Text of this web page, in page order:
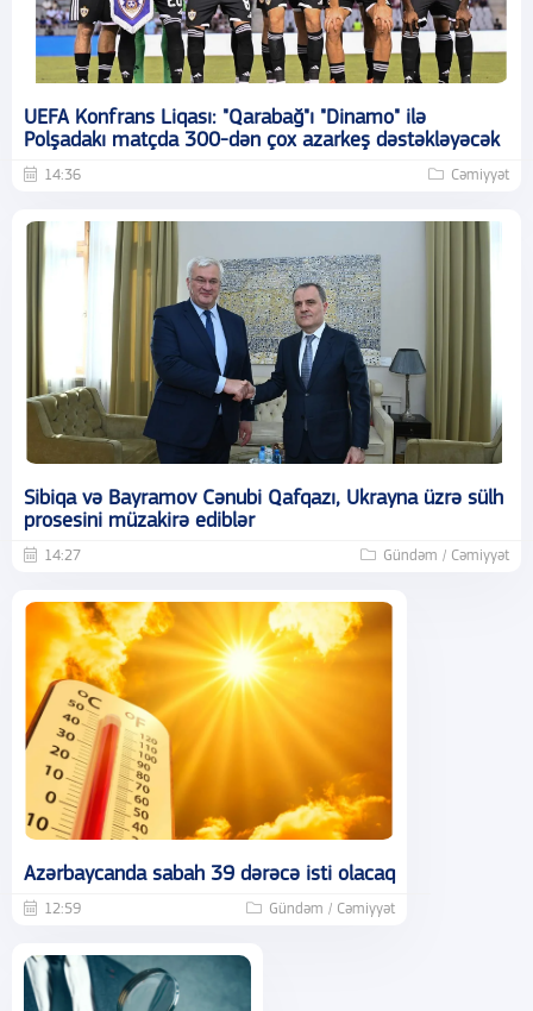
UEFA Konfrans Liqası: "Qarabağ"ı "Dinamo" ilə
Polşadakı matçda 300-dən çox azarkeş dəstəkləyəcək
14:36 Cəmiyyət
Sibiqa və Bayramov Cənubi Qafqazı, Ukrayna üzrə sülh
prosesini müzakirə ediblər
14:27 Gündəm / Cəmiyyət
Azərbaycanda sabah 39 dərəcə isti olacaq
12:59 Gündəm / Cəmiyyət